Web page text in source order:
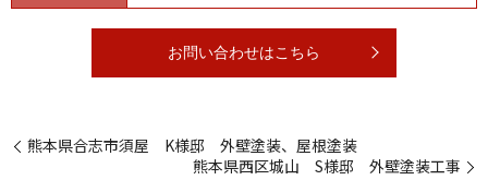
お問い合わせはこちら
熊本県合志市須屋 K様邸 外壁塗装、屋根塗装
熊本県西区城山 S様邸 外壁塗装工事